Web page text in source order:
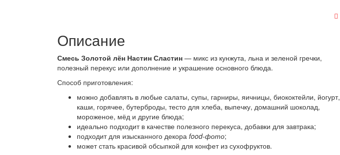
Описание
Смесь Золотой лён Настин Сластин — микс из кунжута, льна и зеленой гречки,
полезный перекус или дополнение и украшение основного блюда.
Способ приготовления:
можно добавлять в любые салаты, супы, гарниры, яичницы, биококтейли, йогурт,
каши, горячее, бутерброды, тесто для хлеба, выпечку, домашний шоколад,
мороженое, мёд и другие блюда;
идеально подходит в качестве полезного перекуса, добавки для завтрака;
подходит для изысканного декора food-фото;
может стать красивой обсыпкой для конфет из сухофруктов.